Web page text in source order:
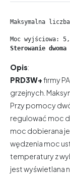
Maksymalna
Moc wyjściowa:
Sterowanie
Opis:
PRD3W+firmy
grzejnych.
Przy pomocy
regulować moc
moc dobierana
wędzenia moc
temperatury z
jest wyświetlana